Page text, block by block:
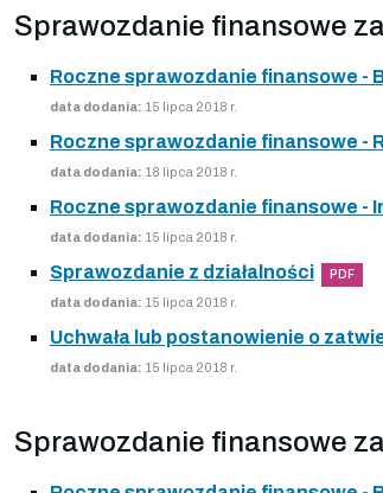
Sprawozdanie finansowe
Roczne sprawozdanie finansowe -
data dodania: 15 lipca 2018 r.
Roczne sprawozdanie finansowe -
data dodania: 18 lipca 2018 r.
Roczne sprawozdanie finansowe -
data dodania: 15 lipca 2018 r.
Sprawozdanie z działalności PDF
data dodania: 15 lipca 2018 r.
Uchwała lub postanowienie o
data dodania: 15 lipca 2018 r.
Sprawozdanie finansowe